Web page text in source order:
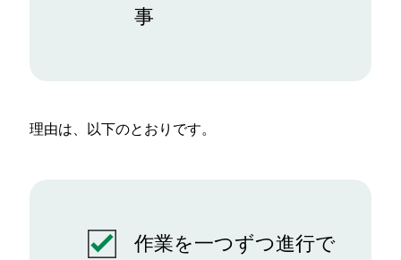
事
理由は、以下のとおりです。
作業を一つずつ進行で